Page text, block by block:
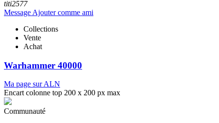
titi2577
Message Ajouter comme ami
Collections
Vente
Achat
Warhammer 40000
Ma page sur ALN
Encart colonne top 200 x 200 px max
Communauté